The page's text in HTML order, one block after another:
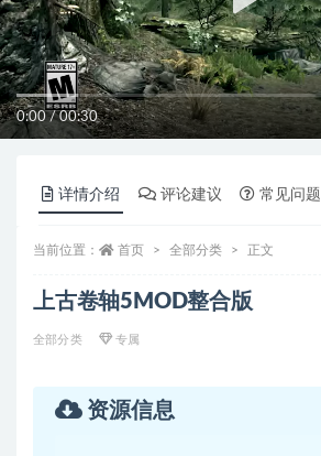
0:00/00:30
详情介绍 评论建议 常见问题
当前位置： 首页 全部分类 正文
上古卷轴5MOD整合版
全部分类 专属
资源信息